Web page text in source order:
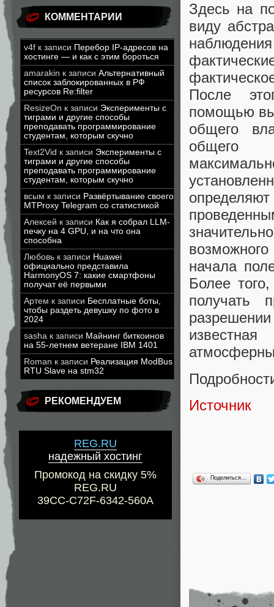
КОММЕНТАРИИ
v4f к записи Перебор IP-адресов на
хостинге — и как с этим бороться
amarakin к записи Альтернативный
список заблокированных в РФ
ресурсов Re:filter
ResizeOn к записи Эксперименты с
тиграми и другие способы
преподавать программирование
студентам, которым скучно
Text2Vid к записи Эксперименты с
тиграми и другие способы
преподавать программирование
студентам, которым скучно
всым к записи Развёртывание своего
MTProxy Telegram со статистикой
Алексей к записи Как я собрал LLM-
печку на 4 GPU, и на что она
способна
Любовь к записи Huawei
официально представила
HarmonyOS 7: какие смартфоны
получат её первыми
Артем к записи Бесплатные боты,
чтобы раздеть девушку по фото в
2024
sasha к записи Майнинг биткоинов
на 55-летнем ветеране IBM 1401
Roman к записи Реализация ModBus
RTU Slave на stm32
РЕКОМЕНДУЕМ
REG.RU
надежный хостинг
Промокод на скидку 5%
REG.RU
39CC-C72F-6342-560A
Здесь на
виду
После
помощью
общего
общего
начала
Более
получать
Источник
Поделиться…